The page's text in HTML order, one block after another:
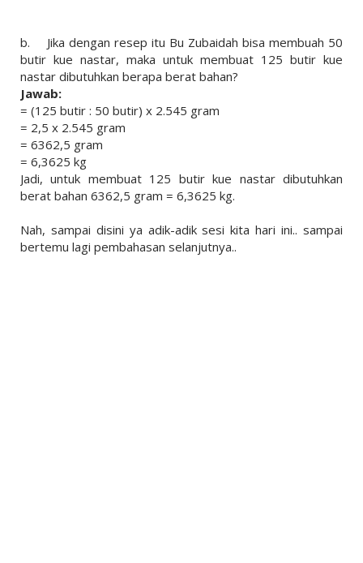
b.
Jika dengan resep itu Bu Zubaidah bisa membuah 50
butir kue nastar, maka untuk membuat 125 butir kue
nastar dibutuhkan berapa berat bahan?
Jawab:
= (125 butir : 50 butir) x 2.545 gram
= 2,5 x 2.545 gram
= 6362,5 gram
= 6,3625 kg
Jadi, untuk membuat 125 butir kue nastar dibutuhkan
berat bahan 6362,5 gram = 6,3625 kg.
Nah, sampai disini ya adik-adik sesi kita hari ini.. sampai
bertemu lagi pembahasan selanjutnya..